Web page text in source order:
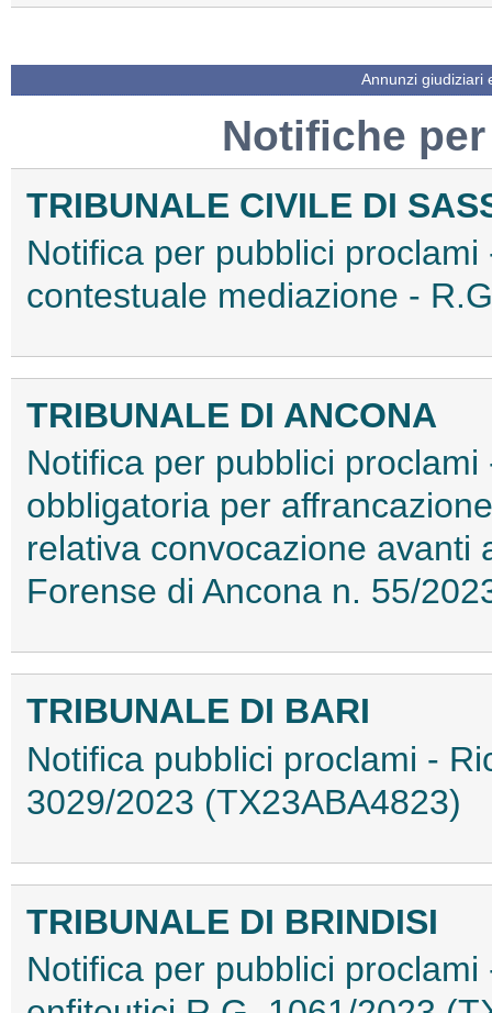
Annunzi giudiziari
Notifiche
TRIBUNALE CIVILE DI
Notifica per pubblici
contestuale mediazione -
TRIBUNALE DI ANCONA
Notifica per pubblici
obbligatoria per
relativa convocazione avanti
Forense di Ancona n. 55/
TRIBUNALE DI BARI
Notifica pubblici proclami -
3029/2023 (TX23ABA4823)
TRIBUNALE DI BRINDISI
Notifica per pubblici